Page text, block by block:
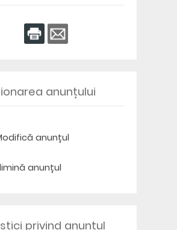
anunțului
anunțul
anunțul
privind anunțul